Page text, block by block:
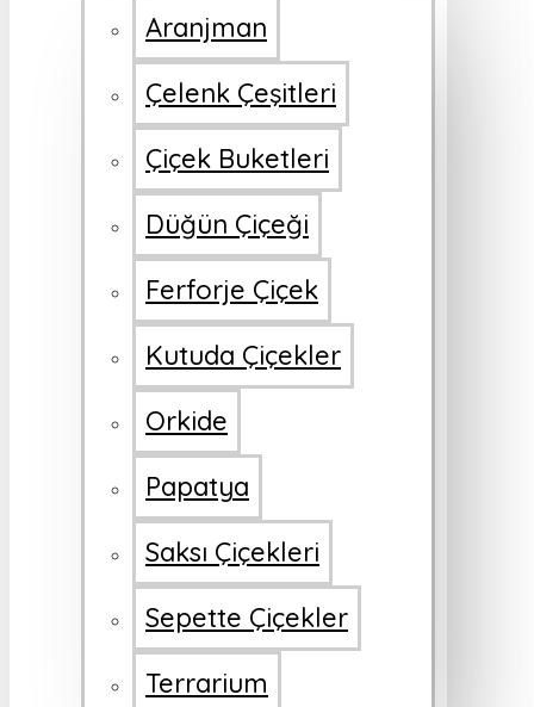
Aranjman
Çelenk Çeşitleri
Çiçek Buketleri
Düğün Çiçeği
Ferforje Çiçek
Kutuda Çiçekler
Orkide
Papatya
Saksı Çiçekleri
Sepette Çiçekler
Terrarium